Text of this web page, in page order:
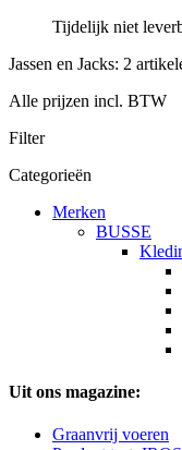
Tijdelijk niet
Jassen en Jacks: 2
Alle prijzen incl. BTW
Filter
Categorieën
Merken
BUSSE
Uit ons magazine:
Graanvrij voeren